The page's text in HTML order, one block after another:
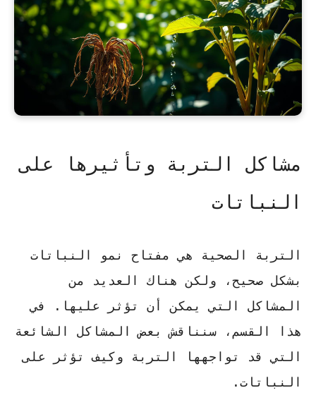
مشاكل التربة وتأثيرها على
النباتات
التربة الصحية هي مفتاح نمو النباتات
بشكل صحيح، ولكن هناك العديد من
المشاكل التي يمكن أن تؤثر عليها. في
هذا القسم، سنناقش بعض المشاكل الشائعة
التي قد تواجهها التربة وكيف تؤثر على
النباتات.